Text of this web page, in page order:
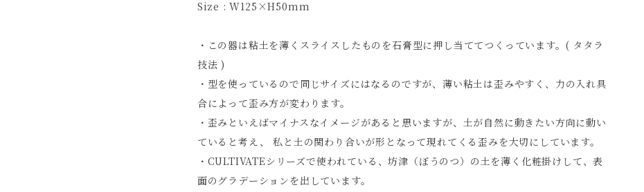
Size : W125×H50mm
・この器は粘土を薄くスライスしたものを石膏型に押し当ててつくっています。( タタラ
技法 )
・型を使っているので同じサイズにはなるのですが、薄い粘土は歪みやすく、力の入れ具
合によって歪み方が変わります。
・歪みといえばマイナスなイメージがあると思いますが、土が自然に動きたい方向に動い
ていると考え、 私と土の関わり合いが形となって現れてくる歪みを大切にしています。
・CULTIVATEシリーズで使われている、坊津（ぼうのつ）の土を薄く化粧掛けして、表
面のグラデーションを出しています。